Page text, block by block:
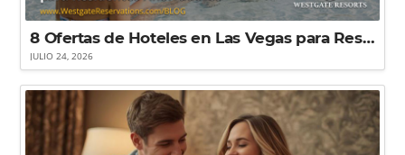
8 Ofertas de Hoteles en Las Vegas para Residentes que Buscan Ahorrar
JULIO 24, 2026